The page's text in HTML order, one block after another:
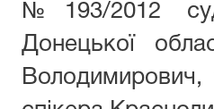
№193/2012
Донецької
Володимирович,